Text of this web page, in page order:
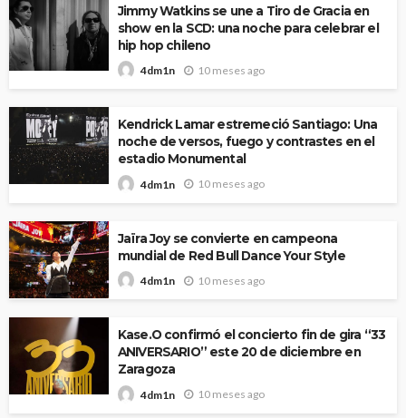
Jimmy Watkins se une a Tiro de Gracia en
show en la SCD: una noche para celebrar el
hip hop chileno
4dm1n 10 meses ago
Kendrick Lamar estremeció Santiago: Una
noche de versos, fuego y contrastes en el
estadio Monumental
4dm1n 10 meses ago
Jaïra Joy se convierte en campeona
mundial de Red Bull Dance Your Style
4dm1n 10 meses ago
Kase.O confirmó el concierto fin de gira “33
ANIVERSARIO” este 20 de diciembre en
Zaragoza
4dm1n 10 meses ago